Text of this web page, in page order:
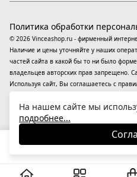
41 977₽
31 260₽
© 2026 Vinceashop.ru - фирменный
Наличие и цены уточняйте у наших
частей сайта в какой бы то ни было
владельцев авторских прав запрещено.
Используя сайт, Вы соглашаетесь с
применяютсярекомендательные
предоставления информации на основе
сведений, относящихся к предпочтениям
находящихся на территории Российской
Политика обработки
На нашем сайте мы
подробнее...